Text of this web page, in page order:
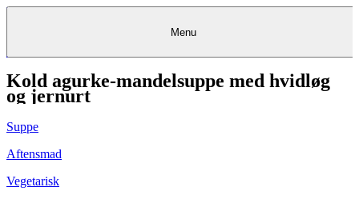
KantineKantineKantine
Frokostordning FrokostordningFrokostordning
Catering Catering
Opskrifter
RestauranterRestauranter&&Bagerier BagerierRestauranter &
Bagerier
Foodservice
rådgivning
Eventkalender
KøbKøbgavekortgavekortKøb gavekort
KundeserviceKundeserviceKundeservice
Menu
Kold agurke-mandelsuppe med hvidløg
og jernurt
Suppe
Aftensmad
Vegetarisk